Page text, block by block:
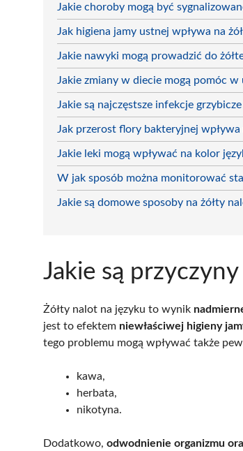
Jakie choroby mogą być
Jak higiena jamy ustnej wpływa na
Jakie nawyki mogą prowadzić do
Jakie zmiany w diecie mogą pomóc
Jakie są najczęstsze infekcje
Jak przerost flory bakteryjnej wpływa
Jakie leki mogą wpływać na kolor
W jak sposób można monitorować
Jakie są domowe sposoby na żółty
Jakie są
Żółty nalot na języku to wynik
jest to efektem niewłaściwej higieny
tego problemu mogą wpływać także
kawa,
herbata,
nikotyna.
Dodatkowo, odwodnienie organizmu